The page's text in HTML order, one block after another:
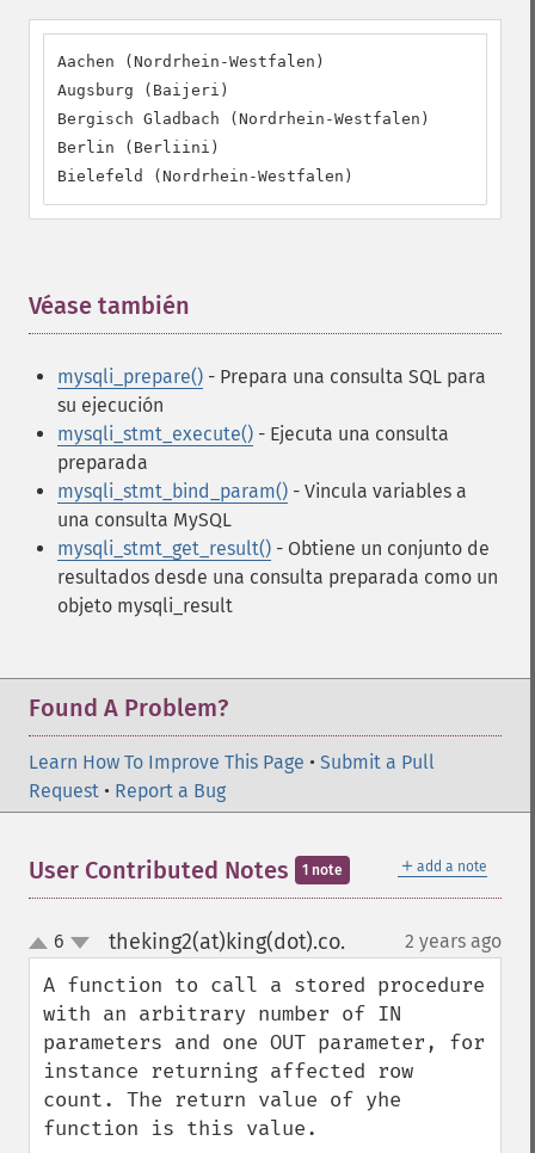
Aachen (Nordrhein-Westfalen)
Augsburg (Baijeri)
Bergisch Gladbach (Nordrhein-Westfalen)
Berlin (Berliini)
Bielefeld (Nordrhein-Westfalen)
Véase también
mysqli_prepare() - Prepara una consulta SQL para
su ejecución
mysqli_stmt_execute() - Ejecuta una consulta
preparada
mysqli_stmt_bind_param() - Vincula variables a
una consulta MySQL
mysqli_stmt_get_result() - Obtiene un conjunto de
resultados desde una consulta preparada como un
objeto mysqli_result
Found A Problem?
Learn How To Improve This Page • Submit a Pull
Request • Report a Bug
＋ add a note
User Contributed Notes 1 note
up
down
6 theking2(at)king(dot).co. 2 years ago
A function to call a stored procedure
with an arbitrary number of IN
parameters and one OUT parameter, for
instance returning affected row
count. The return value of yhe
function is this value.